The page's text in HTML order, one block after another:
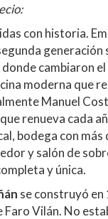
con historia.
generación
cambiaron
moderna que
Manuel
renueva cada
bodega con más
y salón de
y única.
se construyó
Faro Vilán. No